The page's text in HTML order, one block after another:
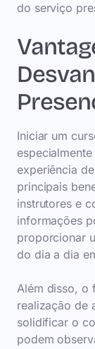
do serviço
Iniciar um
experiência
principais
instrutores e
informações
proporcionar
do dia a dia
Além disso, o
realização de
solidificar o
podem